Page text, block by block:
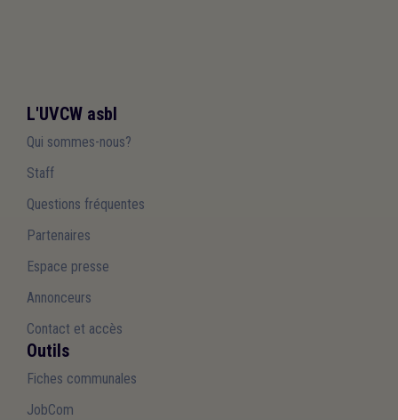
L'UVCW asbl
Qui sommes-nous?
Staff
Questions fréquentes
Partenaires
Espace presse
Annonceurs
Contact et accès
Outils
Fiches communales
JobCom